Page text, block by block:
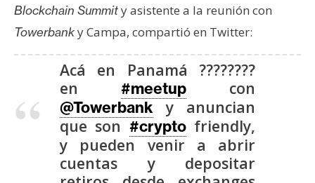
Blockchain Summity asistente a la reunión con
Towerbanky Campa, compartió en Twitter:
Acá en Panamá ????????
en #meetup con
@Towerbank y anuncian
que son #cryptofriendly,
y pueden venir a abrir
cuentas y depositar